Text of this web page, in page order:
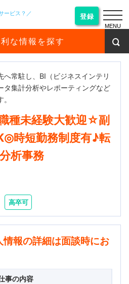
ービス？／ 登録
な情報を探す
常駐し、BI（ビジネスインテリ
タ集計分析やレポーティングなど
種未経験大歓迎☆副
時短勤務制度有♪転
析事務
高卒可
報の詳細は面談時にお
事の内容
MENU